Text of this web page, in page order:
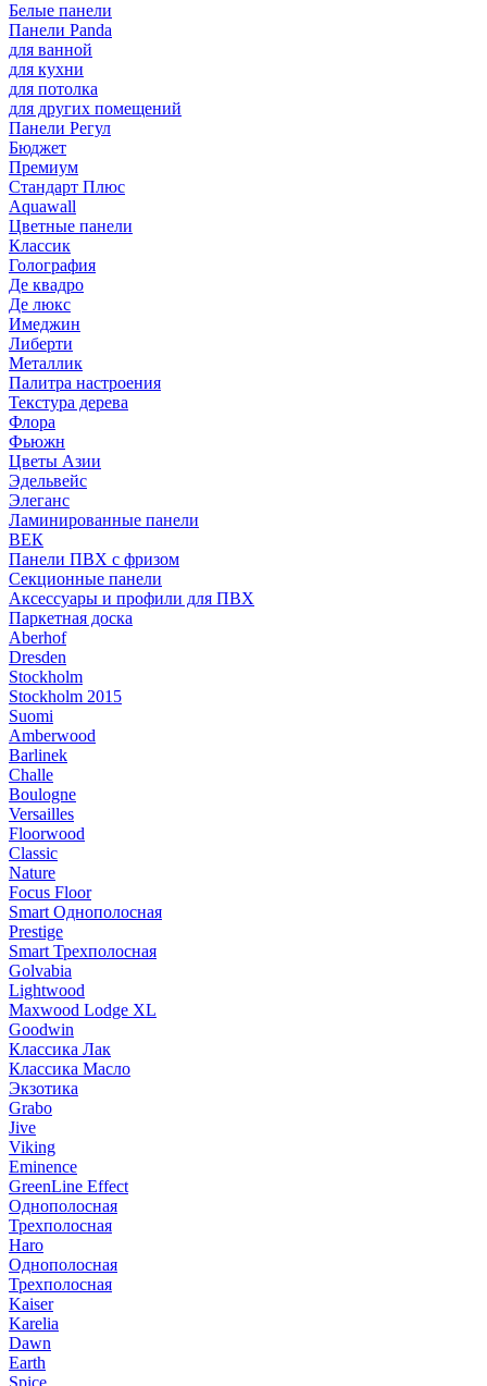
Белые панели
Панели Panda
для ванной
для кухни
для потолка
для других помещений
Панели Регул
Бюджет
Премиум
Стандарт Плюс
Aquawall
Цветные панели
Классик
Голография
Де квадро
Де люкс
Имеджин
Либерти
Металлик
Палитра настроения
Текстура дерева
Флора
Фьюжн
Цветы Азии
Эдельвейс
Элеганс
Ламинированные панели
ВЕК
Панели ПВХ с фризом
Секционные панели
Аксессуары и профили для ПВХ
Паркетная доска
Aberhof
Dresden
Stockholm
Stockholm 2015
Suomi
Amberwood
Barlinek
Challe
Boulogne
Versailles
Floorwood
Classic
Nature
Focus Floor
Smart Однополосная
Prestige
Smart Трехполосная
Golvabia
Lightwood
Maxwood Lodge XL
Goodwin
Классика Лак
Классика Масло
Экзотика
Grabo
Jive
Viking
Eminence
GreenLine Effect
Однополосная
Трехполосная
Haro
Однополосная
Трехполосная
Kaiser
Karelia
Dawn
Earth
Spice